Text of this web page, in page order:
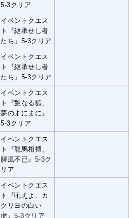
5-3クリア
イベントクエス
ト『継承せし者
たち』5-3クリア
イベントクエス
ト『継承せし者
たち』5-3クリア
イベントクエス
ト『艶なる狐、
夢のまにまに』
5-3クリア
イベントクエス
ト『龍馬相搏、
腥風不已』5-3ク
リア
イベントクエス
ト『吼えよ、カ
クリヨの白い
虎』5-3クリア